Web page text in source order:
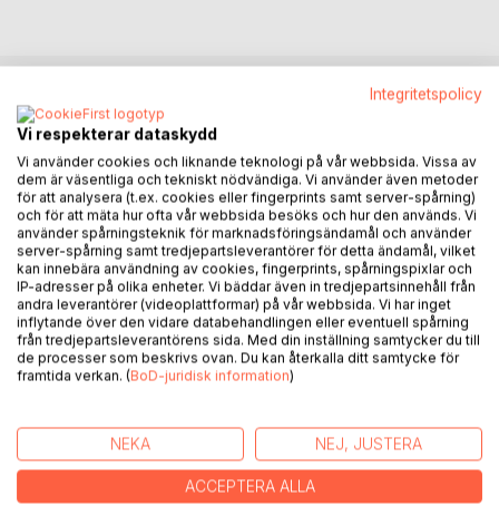
BESKRIVNING
Kicki and Eva-Lena have been best friends since
they were teenagers in the 1960s. They are now in
their forties and try to carry on with their lives
after many hard experiences.
Kicki has two children together with Rune, her
ex-husband, who still affects them with his drinking,
unreliability and violence.
Eva-Lena looks back at the time before she divorced
Lasse, when she was taken to the mental
hospital. Since then her emotional insights have
and made her free from the past.
ALL OF ME is the last part of the trilogy about
Kicki and Eva-Lena.The first two are Hop in Then!
and Somewhere Within Us.
Integritetspolicy
Vi respekterar dataskydd
Vi använder cookies och liknande teknologi på vår webbsida. Vissa av
dem är väsentliga och tekniskt nödvändiga. Vi använder även metoder
för att analysera (t.ex. cookies eller fingerprints samt server-spårning)
och för att mäta hur ofta vår webbsida besöks och hur den används. Vi
använder spårningsteknik för marknadsföringsändamål och använder
server-spårning samt tredjepartsleverantörer för detta ändamål, vilket
kan innebära användning av cookies, fingerprints, spårningspixlar och
IP-adresser på olika enheter. Vi bäddar även in tredjepartsinnehåll från
andra leverantörer (videoplattformar) på vår webbsida. Vi har inget
inflytande över den vidare databehandlingen eller eventuell spårning
från tredjepartsleverantörens sida. Med din inställning samtycker du till
de processer som beskrivs ovan. Du kan återkalla ditt samtycke för
framtida verkan. (BoD-juridisk information)
NEKA NEJ, JUSTERA
ACCEPTERA ALLA